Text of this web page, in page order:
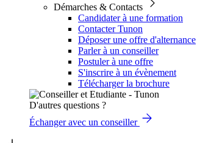
Démarches & Contacts
Candidater à une formation
Contacter Tunon
Déposer une offre d'alternance
Parler à un conseiller
Postuler à une offre
S'inscrire à un évènement
Télécharger la brochure
D'autres questions ?
Échanger avec un conseiller